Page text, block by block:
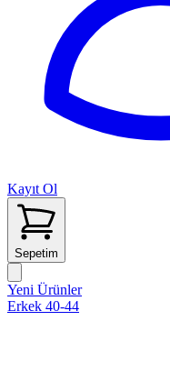
Kayıt Ol
Sepetim
Yeni Ürünler
Erkek 40-44